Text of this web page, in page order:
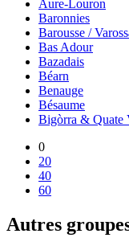
Aure-Louron
Baronnies
Barousse /
Bas Adour
Bazadais
Béarn
Benauge
Bésaume
Bigòrra & Quate
0
20
40
60
Autres